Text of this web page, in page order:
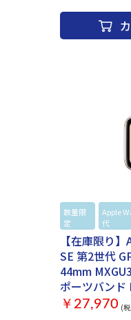
イン電話番号：0120-
オーシャンバンドサ
材チタニウム
数量限
定
Apple
代
【在庫限り
SE 第2世代
44mm
ポーツバン
￥27,970 (